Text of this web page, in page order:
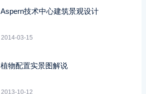
Aspern技术中心建筑景观设计
2014-03-15
植物配置实景图解说
2013-10-12